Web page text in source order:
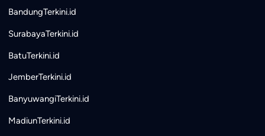
BandungTerkini.id
SurabayaTerkini.id
BatuTerkini.id
JemberTerkini.id
BanyuwangiTerkini.id
MadiunTerkini.id